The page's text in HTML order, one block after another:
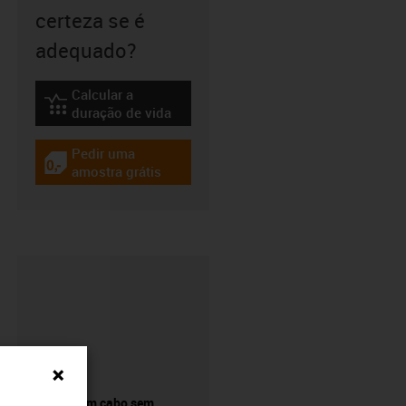
certeza se é
adequado?
igus-icon-lebensdauerrechner
Calcular a
duração de vida
igus-icon-gratismuster
Pedir uma
amostra grátis
Comprar um cabo sem